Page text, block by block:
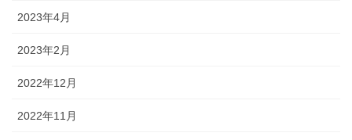
2023年4月
2023年2月
2022年12月
2022年11月